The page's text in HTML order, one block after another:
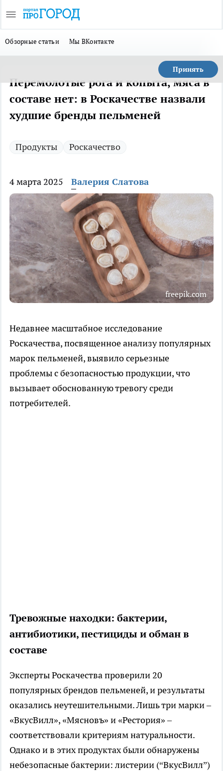
Обзорные статьи Мы ВКонтакте
Принять
Перемолотые рога и копыта, мяса в
составе нет: в Роскачестве назвали
худшие бренды пельменей
Продукты Роскачество
4 марта 2025 Валерия Слатова
freepik.com
Недавнее масштабное исследование
Роскачества, посвященное анализу популярных
марок пельменей, выявило серьезные
проблемы с безопасностью продукции, что
вызывает обоснованную тревогу среди
потребителей.
Тревожные находки: бактерии,
антибиотики, пестициды и обман в
составе
Эксперты Роскачества проверили 20
популярных брендов пельменей, и результаты
оказались неутешительными. Лишь три марки –
«ВкусВилл», «Мясновъ» и «Рестория» –
соответствовали критериям натуральности.
Однако и в этих продуктах были обнаружены
небезопасные бактерии: листерии (“ВкусВилл”)